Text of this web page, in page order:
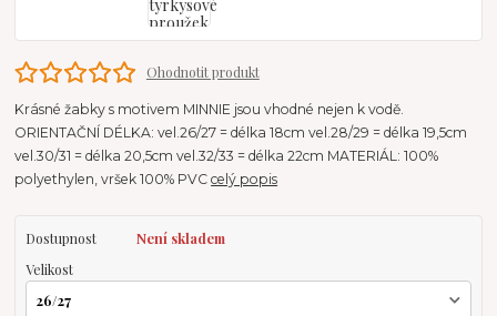
Ohodnotit produkt
Krásné žabky s motivem MINNIE jsou vhodné nejen k vodě.
ORIENTAČNÍ DÉLKA: vel.26/27 = délka 18cm vel.28/29 = délka 19,5cm
vel.30/31 = délka 20,5cm vel.32/33 = délka 22cm MATERIÁL: 100%
polyethylen, vršek 100% PVCcelý popis
Dostupnost
Není skladem
Velikost